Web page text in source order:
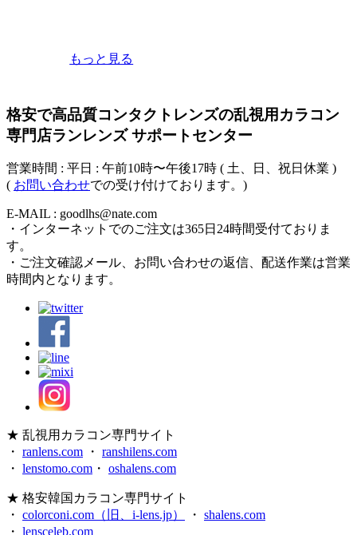
もっと見る
格安で高品質コンタクトレンズの乱視用カラコン
専門店ランレンズ サポートセンター
営業時間 : 平日 : 午前10時〜午後17時 ( 土、日、祝日休業 )
( お問い合わせでの受け付けております。)
E-MAIL : goodlhs@nate.com
・インターネットでのご注文は365日24時間受付ておりま
す。
・ご注文確認メール、お問い合わせの返信、配送作業は営業
時間内となります。
★ 乱視用カラコン専門サイト
・ ranlens.com ・ ranshilens.com
・ lenstomo.com ・ oshalens.com
★ 格安韓国カラコン専門サイト
・ colorconi.com（旧、i-lens.jp） ・ shalens.com
・ lensceleb.com